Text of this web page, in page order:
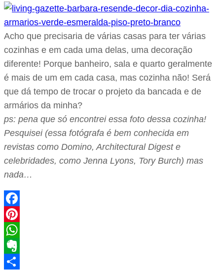
Acho que precisaria de várias casas para ter várias
cozinhas e em cada uma delas, uma decoração
diferente! Porque banheiro, sala e quarto geralmente
é mais de um em cada casa, mas cozinha não! Será
que dá tempo de trocar o projeto da bancada e de
armários da minha?
ps: pena que só encontrei essa foto dessa cozinha!
Pesquisei (essa fotógrafa é bem conhecida em
revistas como Domino, Architectural Digest e
celebridades, como Jenna Lyons, Tory Burch) mas
nada…
Facebook
Pinterest
WhatsApp
Evernote